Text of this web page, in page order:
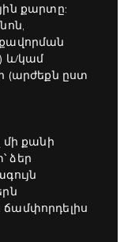
քարտը:
և/կամ
(արժեքն ըստ
մի քանի
ձեր